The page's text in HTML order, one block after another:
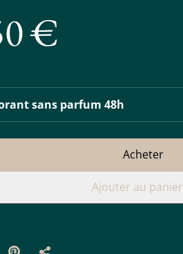
€
Acheter
Ajouter au panier